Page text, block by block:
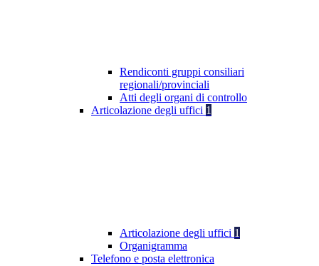
Rendiconti gruppi consiliari
regionali/provinciali
Atti degli organi di controllo
Articolazione degli uffici 1
Articolazione degli uffici 1
Organigramma
Telefono e posta elettronica